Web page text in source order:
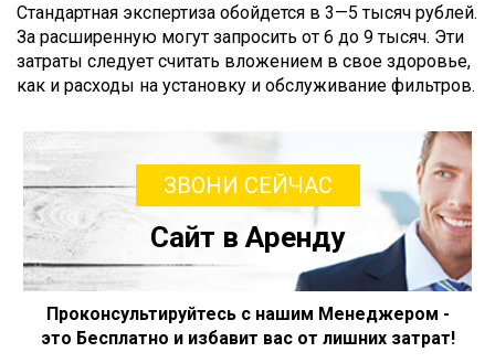
Стандартная экспертиза обойдется в 3—5 тысяч рублей.
За расширенную могут запросить от 6 до 9 тысяч. Эти
затраты следует считать вложением в свое здоровье,
как и расходы на установку и обслуживание фильтров.
ЗВОНИ СЕЙЧАС
Сайт в Аренду
Проконсультируйтесь с нашим Менеджером -
это Бесплатно и избавит вас от лишних затрат!